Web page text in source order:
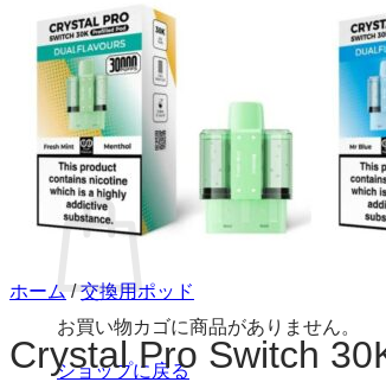
お買い物カゴ
お買い物カゴに商品がありません。
ショップに戻る
ホーム / 交換用ポッド
Crystal Pro Switch